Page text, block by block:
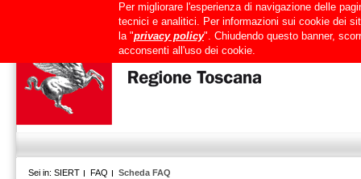
Mappa del sito RTRT Intranet
Sei in: SIERT FAQ Scheda FAQ
Per migliorare l'esperienza di navigazione delle
tecnici e analitici. Per informazioni sui cookie dei
la "privacy policy". Chiudendo questo banner,
acconsenti all'uso dei cookie.